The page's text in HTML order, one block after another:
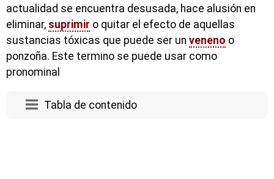
actualidad se encuentra desusada, hace alusión en
eliminar, suprimir o quitar el efecto de aquellas
sustancias tóxicas que puede ser un veneno o
ponzoña. Este termino se puede usar como
pronominal
Tabla de contenido